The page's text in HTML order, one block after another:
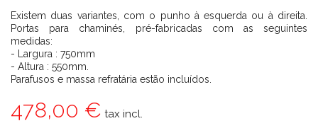
Existem duas variantes, com o punho à esquerda ou à direita.
Portas para chaminés, pré-fabricadas com as seguintes
medidas:
- Largura : 750mm
- Altura : 550mm.
Parafusos e massa refratária estão incluídos.
478,00 € tax incl.